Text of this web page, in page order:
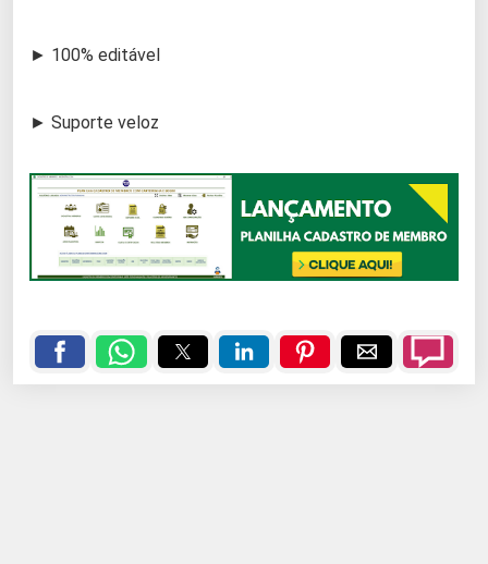
► 100% editável
► Suporte veloz